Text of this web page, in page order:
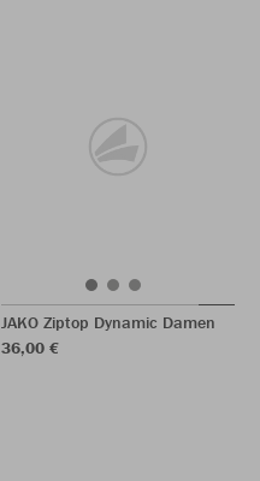
JAKO Ziptop Dynamic Damen
36,00 €